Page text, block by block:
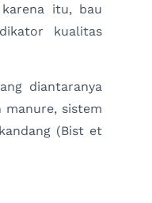
itu, bau
kualitas
diantaranya
manure, sistem
(Bist et